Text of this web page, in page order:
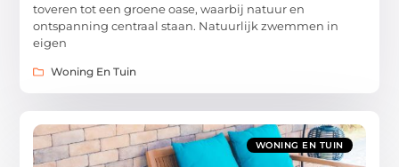
toveren tot een groene oase, waarbij natuur en
ontspanning centraal staan. Natuurlijk zwemmen in
eigen
Woning En Tuin
WONING EN TUIN